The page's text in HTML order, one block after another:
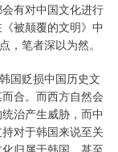
有对中国文化进行
被颠覆的文明》中
，笔者深以为然。
国贬损中国历史文
合。而西方自然会
治产生威胁，而中
对于韩国来说至关
归属于韩国，甚至